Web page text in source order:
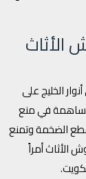
الأثاث
الخليج على
في منع
الضخمة وتمنع
أمراً